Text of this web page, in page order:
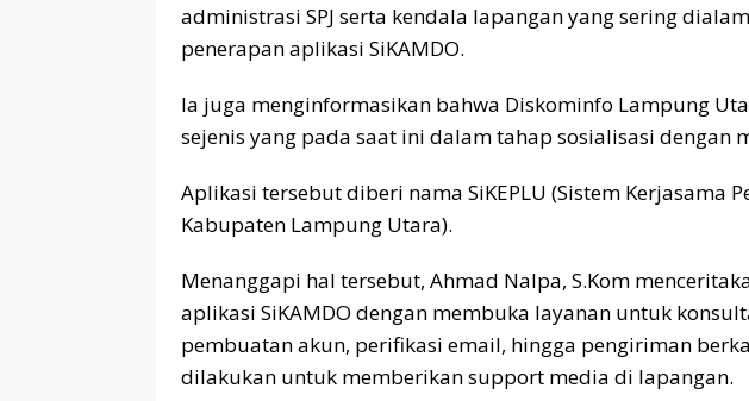
administrasi SPJ serta kendala lapangan yang sering
penerapan aplikasi SiKAMDO.
Ia juga menginformasikan bahwa Diskominfo Lampung
sejenis yang pada saat ini dalam tahap sosialisasi dengan
Aplikasi tersebut diberi nama SiKEPLU (Sistem Kerjasama
Kabupaten Lampung Utara).
Menanggapi hal tersebut, Ahmad Nalpa, S.Kom
aplikasi SiKAMDO dengan membuka layanan untuk
pembuatan akun, perifikasi email, hingga pengiriman
dilakukan untuk memberikan support media di lapangan.